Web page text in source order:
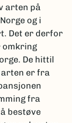
arten på
og i
Det er derfor
omkring
De hittil
er fra
fra
bestøve